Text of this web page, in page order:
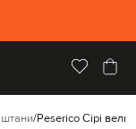
Peserico Сірі